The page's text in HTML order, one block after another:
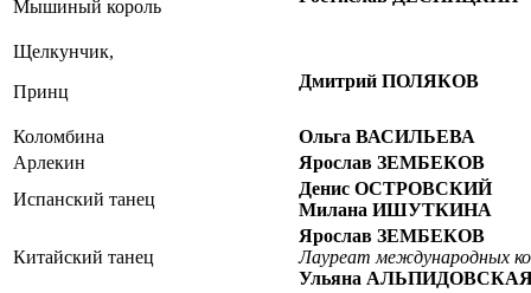
Мышиный король
Щелкунчик,
Принц
Дмитрий ПОЛЯКОВ
Коломбина
Ольга ВАСИЛЬЕВА
Арлекин
Ярослав ЗЕМБЕКОВ
Испанский танец
Денис ОСТРОВСКИЙ
Милана ИШУТКИНА
Китайский танец
Ярослав ЗЕМБЕКОВ
Лауреат международных
Ульяна